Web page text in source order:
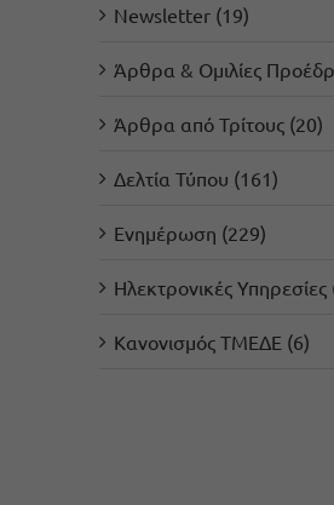
Newsletter (19)
Άρθρα & Ομιλίες
Άρθρα από Τρίτους (20)
Δελτία Τύπου (161)
Ενημέρωση (229)
Ηλεκτρονικές Υπηρεσίες
Κανονισμός ΤΜΕΔΕ (6)